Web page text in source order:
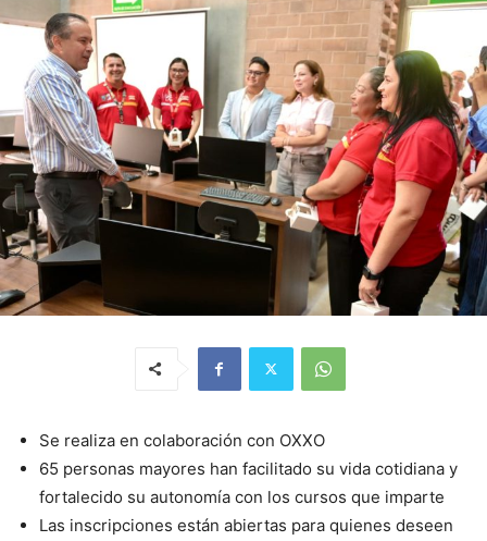
Se realiza en colaboración con OXXO
65 personas mayores han facilitado su vida cotidiana y
fortalecido su autonomía con los cursos que imparte
Las inscripciones están abiertas para quienes deseen